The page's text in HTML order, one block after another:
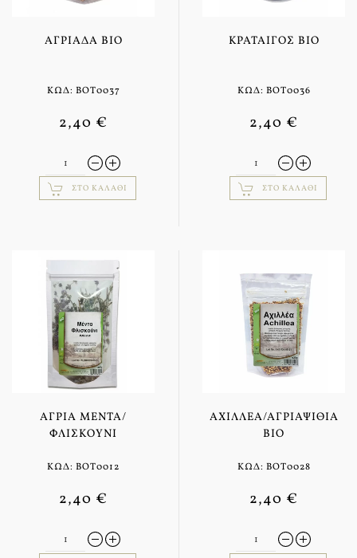
ΑΓΡΙΆΔΑ BIO
ΚΩΔ: BOT0037
2,40 €
ΣΤΟ ΚΑΛΆΘΙ
ΚΡΆΤΑΙΓΟΣ BIO
ΚΩΔ: BOT0036
2,40 €
ΣΤΟ ΚΑΛΆΘΙ
ΆΓΡΙΑ ΜΈΝΤΑ/
ΦΛΙΣΚΟΎΝΙ
ΚΩΔ: BOT0012
2,40 €
ΑΧΙΛΛΈΑ/ΑΓΡΙΑΨΙΘΙΆ
BIO
ΚΩΔ: BOT0028
2,40 €